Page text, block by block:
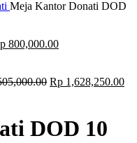
Meja Kantor Donati DOD
1,000,000.00.
800,000.00Current
Rp 800,000.00.
Original
Rp 2,505,000.00.
Rp 1,628,250.00
DOD 10